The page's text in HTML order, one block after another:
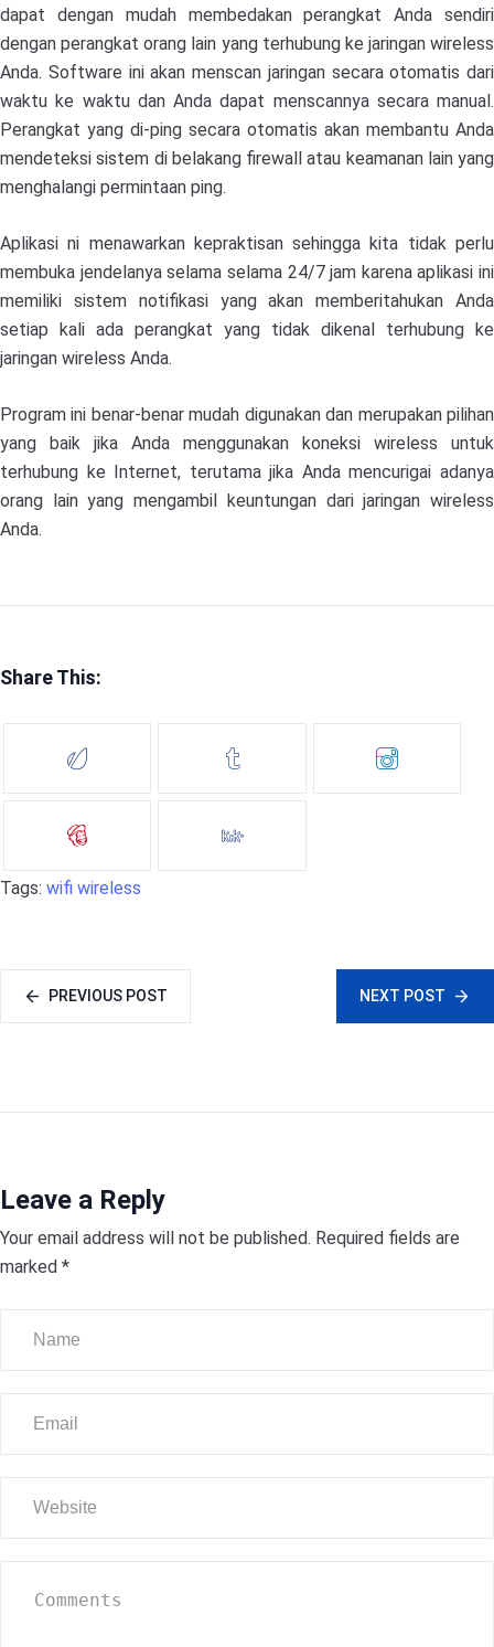
dapat dengan mudah membedakan perangkat Anda sendiri
dengan perangkat orang lain yang terhubung ke jaringan wireless
Anda. Software ini akan menscan jaringan secara otomatis dari
waktu ke waktu dan Anda dapat menscannya secara manual.
Perangkat yang di-ping secara otomatis akan membantu Anda
mendeteksi sistem di belakang firewall atau keamanan lain yang
menghalangi permintaan ping.
Aplikasi ni menawarkan kepraktisan sehingga kita tidak perlu
membuka jendelanya selama selama 24/7 jam karena aplikasi ini
memiliki sistem notifikasi yang akan memberitahukan Anda
setiap kali ada perangkat yang tidak dikenal terhubung ke
jaringan wireless Anda.
Program ini benar-benar mudah digunakan dan merupakan pilihan
yang baik jika Anda menggunakan koneksi wireless untuk
terhubung ke Internet, terutama jika Anda mencurigai adanya
orang lain yang mengambil keuntungan dari jaringan wireless
Anda.
Share This:
Tags: wifi wireless
PREVIOUS POST NEXT POST
Leave a Reply
Your email address will not be published. Required fields are
marked *